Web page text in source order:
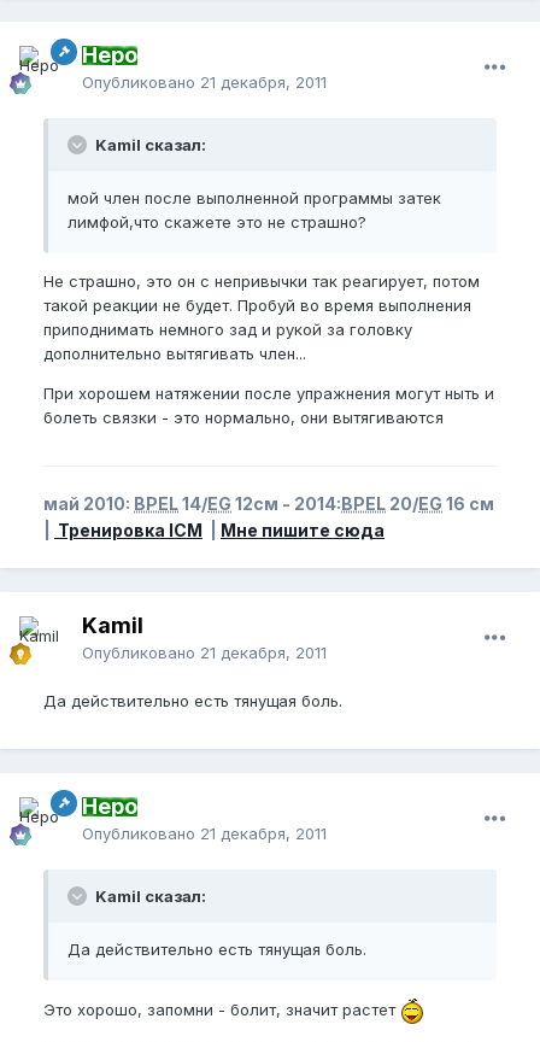
Неро
Опубликовано 21 декабря, 2011
Kamil сказал:
мой член после выполненной программы затек
лимфой,что скажете это не страшно?
Не страшно, это он с непривычки так реагирует, потом
такой реакции не будет. Пробуй во время выполнения
приподнимать немного зад и рукой за головку
дополнительно вытягивать член...
При хорошем натяжении после упражнения могут ныть и
болеть связки - это нормально, они вытягиваются
май 2010: BPEL14/EG 12см - 2014:BPEL 20/EG 16 см
Тренировка ICM Мне пишите сюда
Kamil
Опубликовано 21 декабря, 2011
Да действительно есть тянущая боль.
Неро
Опубликовано 21 декабря, 2011
Kamil сказал:
Да действительно есть тянущая боль.
Это хорошо, запомни - болит, значит растет